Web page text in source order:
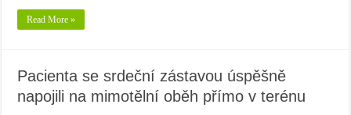
Read More »
Pacienta se srdeční zástavou úspěšně
napojili na mimotělní oběh přímo v terénu